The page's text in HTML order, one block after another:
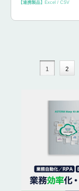
【連携製品】 Excel / CSV
1 2